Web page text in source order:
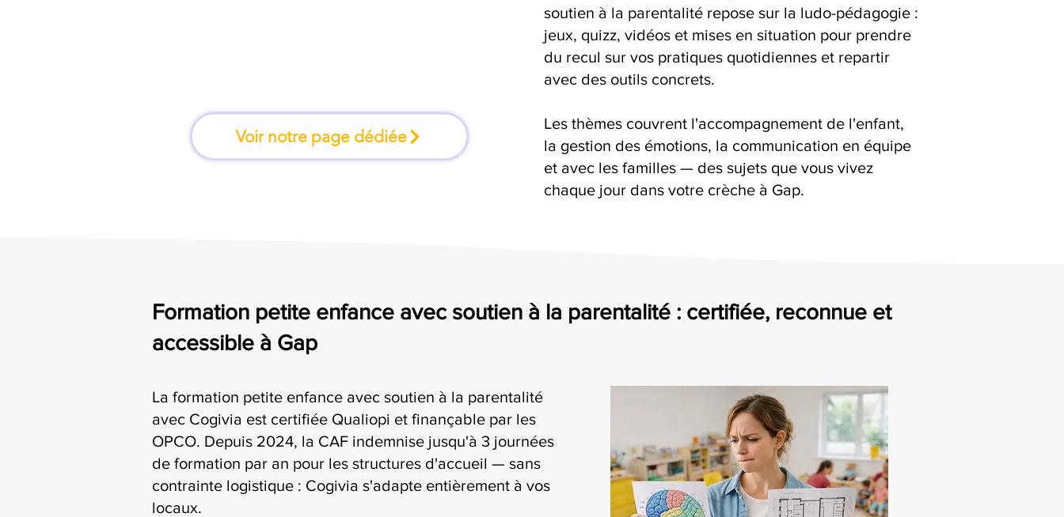
Voir notre page dédiée
soutien à la parentalité repose sur la ludo-pédagogie :
jeux, quizz, vidéos et mises en situation pour prendre
du recul sur vos pratiques quotidiennes et repartir
avec des outils concrets.
Les thèmes couvrent l'accompagnement de l'enfant,
la gestion des émotions, la communication en équipe
et avec les familles — des sujets que vous vivez
chaque jour dans votre crèche à Gap.
Formation petite enfance avec soutien à la parentalité : certifiée, reconnue et
accessible à Gap
La formation petite enfance avec soutien à la parentalité
avec Cogivia est certifiée Qualiopi et finançable par les
OPCO. Depuis 2024, la CAF indemnise jusqu'à 3 journées
de formation par an pour les structures d'accueil — sans
contrainte logistique : Cogivia s'adapte entièrement à vos
locaux.